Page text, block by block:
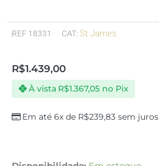
REF 18331 CAT:St James
R$1.439,00
Em até 6x de R$239,83 sem juros
À vista R$1.367,05 no Pix